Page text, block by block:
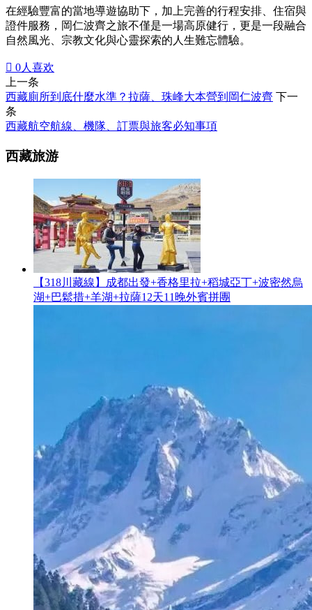
在經驗豐富的當地導遊協助下，加上完善的行程安排、住宿與
證件服務，岡仁波齊之旅不僅是一場高原健行，更是一段融合
自然風光、宗教文化與心靈探索的人生難忘體驗。
 0人喜欢
上一条
西藏廁所到底什麼水準？拉薩、珠峰大本營到岡仁波齊 下一
条
西藏航空航線、機隊、訂票與旅客必知事項
西藏旅游
【318川藏線】成都出發+香格里拉+稻城亞丁+波密然烏
湖+巴鬆措+羊湖+拉薩12天11晚外賓拼團